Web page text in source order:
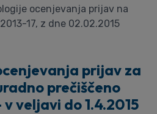
ocenjevanja prijav na
17, z dne 02.02.2015
prijav za
prečiščeno
v veljavi do 1.4.2015